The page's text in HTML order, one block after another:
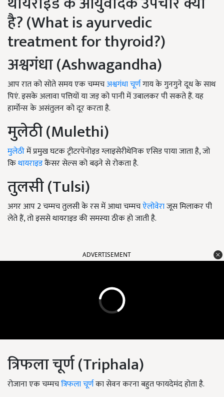
है? (What is ayurvedic
treatment for thyroid?)
अश्वगंधा (Ashwagandha)
आप रात को सोते समय एक चम्मचअश्वगंधा चूर्णगाय के गुनगुने दूध के साथ
पिएं. इसके अलावा पत्तियों या जड़ को पानी में उबालकर पी सकते हैं. यह
हार्मोन्स के असंतुलन को दूर करता है.
मुलेठी (Mulethi)
मुलेठीमें प्रमुख घटक ट्रीटरपेनोइड ग्लाइसेरीथेनिक एसिड पाया जाता है, जो
किथायराइडकैंसर सेल्स को बढ़ने से रोकता है.
तुलसी (Tulsi)
अगर आप 2 चम्मच तुलसी के रस में आधा चम्मचऐलोवेराजूस मिलाकर पी
लेते हैं, तो इससे थायराइड की समस्या ठीक हो जाती है.
ADVERTISEMENT
त्रिफला चूर्ण (Triphala)
रोजाना एक चम्मचत्रिफला चूर्णका सेवन करना बहुत फायदेमंद होता है.